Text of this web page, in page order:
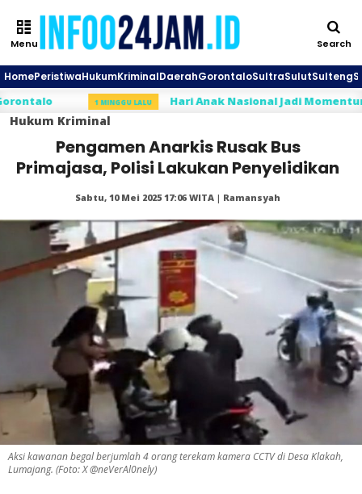
Search
Menu
HomePeristiwaHukumKriminalDaerahGorontaloSultraSulutSulteng
1 MINGGU LALU Hari Anak Nasional Jadi Momentum
Hukum Kriminal
Pengamen Anarkis Rusak Bus
Primajasa, Polisi Lakukan Penyelidikan
Sabtu, 10 Mei 2025 17:06 WITA | Ramansyah
Aksi kawanan begal berjumlah 4 orang terekam kamera CCTV di Desa Klakah,
Lumajang. (Foto: X @neVerAl0nely)